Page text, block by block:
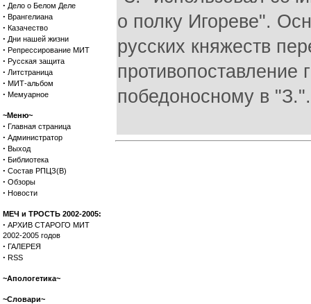
· Дело о Белом Деле
· Врангелиана
· Казачество
· Дни нашей жизни
· Репрессирование МИТ
· Русская защита
· Литстраница
· МИТ-альбом
· Мемуарное
~Меню~
· Главная страница
· Администратор
· Выход
· Библиотека
· Состав РПЦЗ(В)
· Обзоры
· Новости
МЕЧ и ТРОСТЬ 2002-2005:
· АРХИВ СТАРОГО МИТ
2002-2005 годов
· ГАЛЕРЕЯ
· RSS
~Апологетика~
~Словари~
о полку Игореве".
русских княжеств
противопоставление
победоносному в "З.".